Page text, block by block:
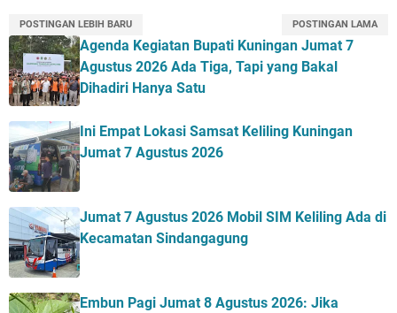
POSTINGAN LEBIH BARU POSTINGAN LAMA
Agenda Kegiatan Bupati Kuningan Jumat 7
Agustus 2026 Ada Tiga, Tapi yang Bakal
Dihadiri Hanya Satu
Ini Empat Lokasi Samsat Keliling Kuningan
Jumat 7 Agustus 2026
Jumat 7 Agustus 2026 Mobil SIM Keliling Ada di
Kecamatan Sindangagung
Embun Pagi Jumat 8 Agustus 2026: Jika